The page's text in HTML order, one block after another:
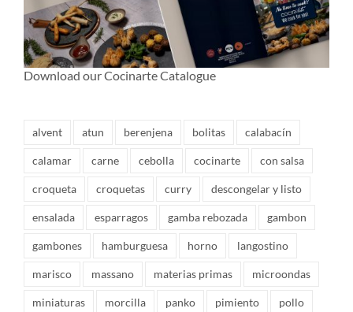
Download our Cocinarte Catalogue
alvent atun berenjena bolitas calabacín
calamar carne cebolla cocinarte con salsa
croqueta croquetas curry descongelar y listo
ensalada esparragos gamba rebozada gambon
gambones hamburguesa horno langostino
marisco massano materias primas microondas
miniaturas morcilla panko pimiento pollo